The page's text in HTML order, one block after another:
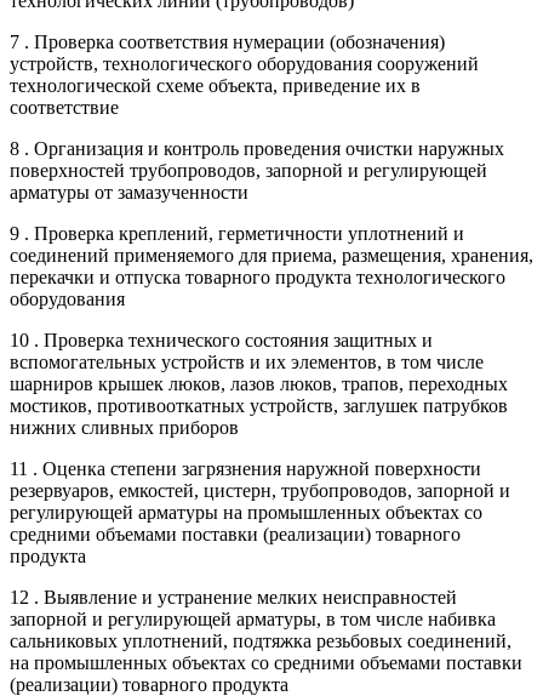
7 . Проверка соответствия нумерации (обозначения)
устройств, технологического оборудования сооружений
технологической схеме объекта, приведение их в
соответствие
8 . Организация и контроль проведения очистки наружных
поверхностей трубопроводов, запорной и регулирующей
арматуры от замазученности
9 . Проверка креплений, герметичности уплотнений и
соединений применяемого для приема, размещения, хранения,
перекачки и отпуска товарного продукта технологического
оборудования
10 . Проверка технического состояния защитных и
вспомогательных устройств и их элементов, в том числе
шарниров крышек люков, лазов люков, трапов, переходных
мостиков, противооткатных устройств, заглушек патрубков
нижних сливных приборов
11 . Оценка степени загрязнения наружной поверхности
резервуаров, емкостей, цистерн, трубопроводов, запорной и
регулирующей арматуры на промышленных объектах со
средними объемами поставки (реализации) товарного
продукта
12 . Выявление и устранение мелких неисправностей
запорной и регулирующей арматуры, в том числе набивка
сальниковых уплотнений, подтяжка резьбовых соединений,
на промышленных объектах со средними объемами поставки
(реализации) товарного продукта